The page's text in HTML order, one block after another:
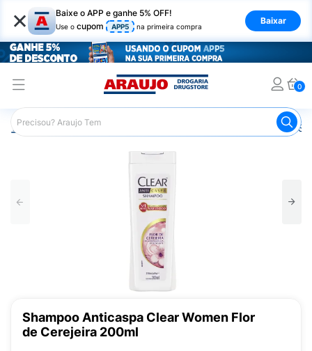
× Baixe o APP e ganhe 5% OFF!
Use o cupom APP5 na primeira compra
Baixar
0
Araujo Cabelo Cabelos com Caspa
Shampoo Anticaspa Clear Women Flor
de Cerejeira 200ml